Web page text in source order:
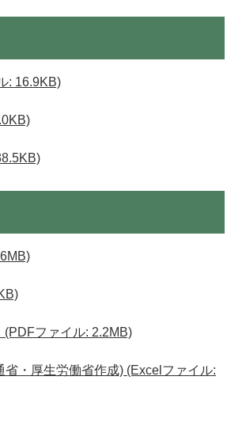
: 16.9KB)
ファイル: 2.2MB)
・厚生労働省作成) (Excelファイル: